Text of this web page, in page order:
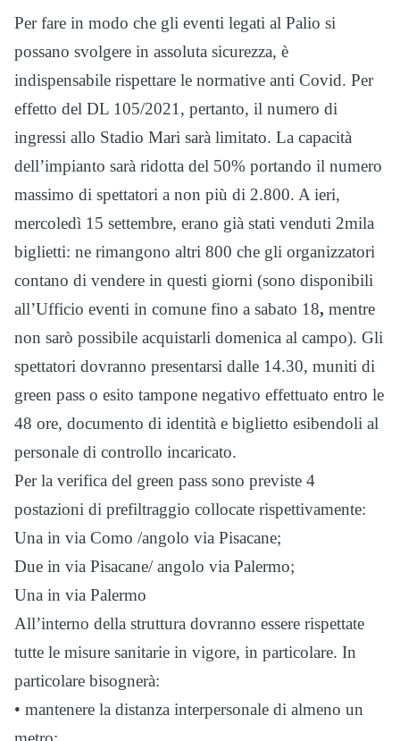
Per fare in modo che gli eventi legati al Palio si
possano svolgere in assoluta sicurezza, è
indispensabile rispettare le normative anti Covid. Per
effetto del DL 105/2021, pertanto, il numero di
ingressi allo Stadio Mari sarà limitato. La capacità
dell’impianto sarà ridotta del 50% portando il numero
massimo di spettatori a non più di 2.800. A ieri,
mercoledì 15 settembre, erano già stati venduti 2mila
biglietti: ne rimangono altri 800 che gli organizzatori
contano di vendere in questi giorni (sono disponibili
all’Ufficio eventi in comune fino a sabato 18, mentre
non sarò possibile acquistarli domenica al campo). Gli
spettatori dovranno presentarsi dalle 14.30, muniti di
green pass o esito tampone negativo effettuato entro le
48 ore, documento di identità e biglietto esibendoli al
personale di controllo incaricato.
Per la verifica del green pass sono previste 4
postazioni di prefiltraggio collocate rispettivamente:
Una in via Como /angolo via Pisacane;
Due in via Pisacane/ angolo via Palermo;
Una in via Palermo
All’interno della struttura dovranno essere rispettate
tutte le misure sanitarie in vigore, in particolare. In
particolare bisognerà:
• mantenere la distanza interpersonale di almeno un